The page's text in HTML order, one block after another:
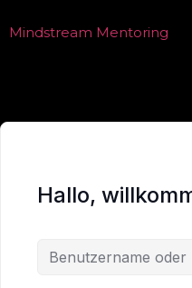
Mindstream Mentoring
Hallo,